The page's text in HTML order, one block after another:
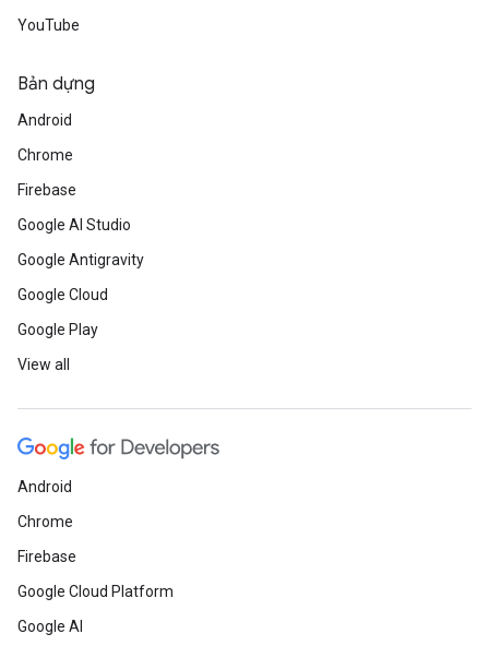
YouTube
Bản dựng
Android
Chrome
Firebase
Google AI Studio
Google Antigravity
Google Cloud
Google Play
View all
Android
Chrome
Firebase
Google Cloud Platform
Google AI